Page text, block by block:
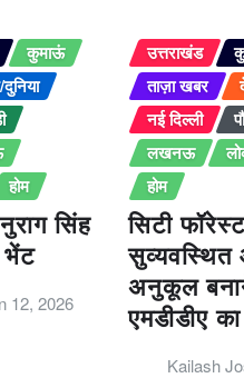
कुमाऊं
होम
सिंह
भेंट
12, 2026
उत्तराखंड
ताज़ा खबर
नई दिल्ली
लखनऊ
होम
सिटी
सुव्यवस्थित
अनुकूल
एमडीडीए
Kailash